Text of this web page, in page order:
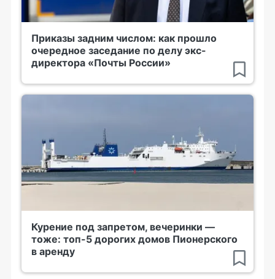
Приказы задним числом: как прошло
очередное заседание по делу экс-
директора «Почты России»
Курение под запретом, вечеринки —
тоже: топ-5 дорогих домов Пионерского
в аренду